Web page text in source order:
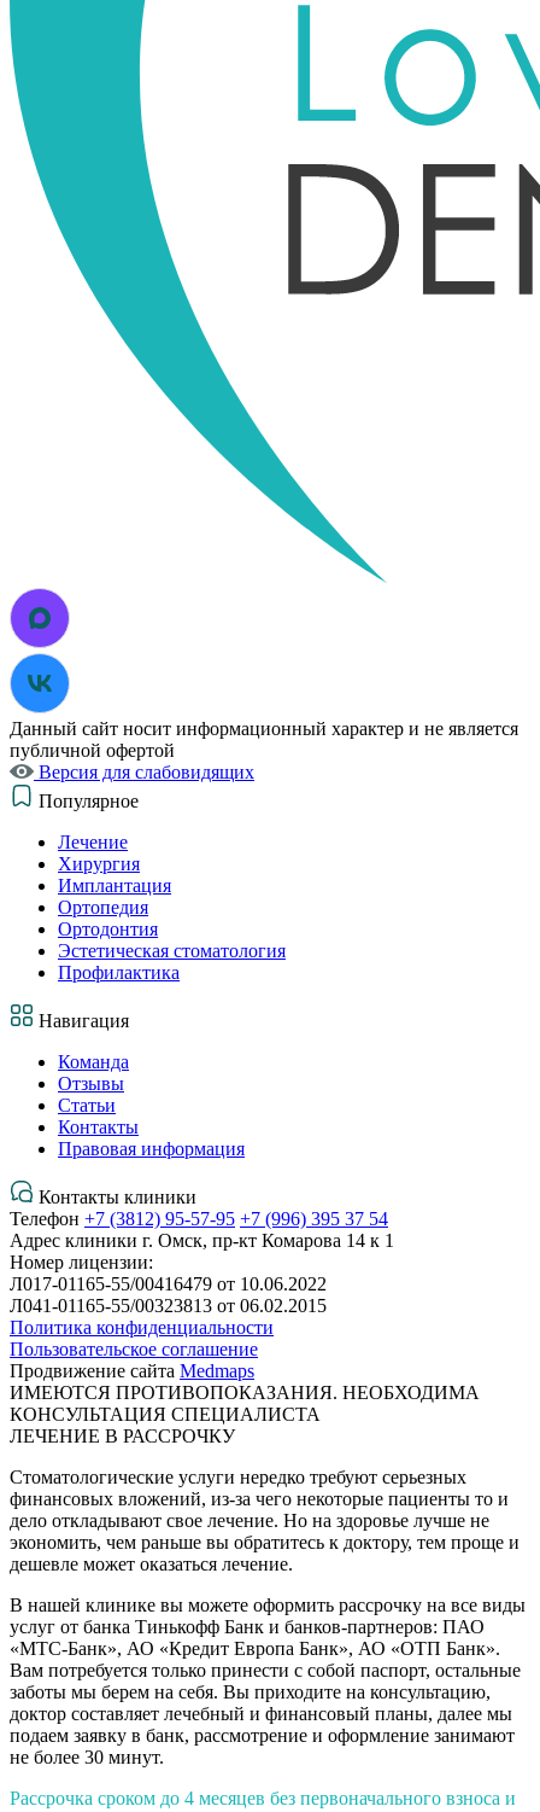
Данный сайт носит информационный характер и не является
публичной офертой
Версия для слабовидящих
Популярное
Лечение
Хирургия
Имплантация
Ортопедия
Ортодонтия
Эстетическая стоматология
Профилактика
Навигация
Команда
Отзывы
Статьи
Контакты
Правовая информация
Контакты клиники
Телефон +7 (3812) 95-57-95 +7 (996) 395 37 54
Адрес клиники г. Омск, пр-кт Комарова 14 к 1
Номер лицензии:
Л017-01165-55/00416479 от 10.06.2022
Л041-01165-55/00323813 от 06.02.2015
Политика конфиденциальности
Пользовательское соглашение
Продвижение сайта Medmaps
ИМЕЮТСЯ ПРОТИВОПОКАЗАНИЯ. НЕОБХОДИМА
КОНСУЛЬТАЦИЯ СПЕЦИАЛИСТА
ЛЕЧЕНИЕ В РАССРОЧКУ
Стоматологические услуги нередко требуют серьезных
финансовых вложений, из-за чего некоторые пациенты то и
дело откладывают свое лечение. Но на здоровье лучше не
экономить, чем раньше вы обратитесь к доктору, тем проще и
дешевле может оказаться лечение.
В нашей клинике вы можете оформить рассрочку на все виды
услуг от банка Тинькофф Банк и банков-партнеров: ПАО
«МТС-Банк», АО «Кредит Европа Банк», АО «ОТП Банк».
Вам потребуется только принести с собой паспорт, остальные
заботы мы берем на себя. Вы приходите на консультацию,
доктор составляет лечебный и финансовый планы, далее мы
подаем заявку в банк, рассмотрение и оформление занимают
не более 30 минут.
Рассрочка сроком до 4 месяцев без первоначального взноса и